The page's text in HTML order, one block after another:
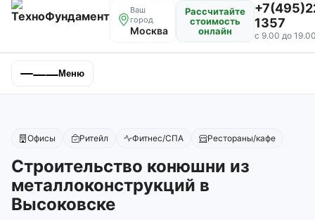
Ваш
город
Москва
Рассчитайте
стоимость
онлайн
1357
с 9.00 до
Меню
Офисы Ритейл Фитнес/СПА Рестораны/кафе
Строительство конюшни из
металлоконструкций в
Высоковске